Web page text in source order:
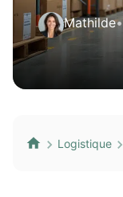
Mathilde•
Logistique